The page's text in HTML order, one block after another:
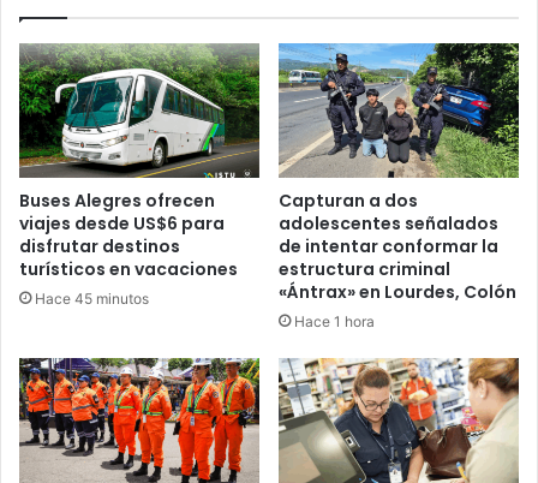
Buses Alegres ofrecen
viajes desde US$6 para
disfrutar destinos
turísticos en vacaciones
Hace 45 minutos
Capturan a dos
adolescentes señalados
de intentar conformar la
estructura criminal
«Ántrax» en Lourdes, Colón
Hace 1 hora